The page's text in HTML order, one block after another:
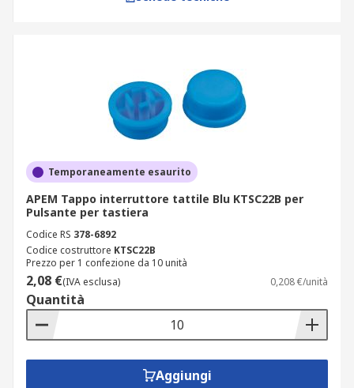
Temporaneamente esaurito
APEM Tappo interruttore tattile Blu KTSC22B per
Pulsante per tastiera
Codice RS 378-6892
Codice costruttore KTSC22B
Prezzo per 1 confezione da 10 unità
2,08 €(IVA esclusa) 0,208 €/unità
Quantità
Aggiungi